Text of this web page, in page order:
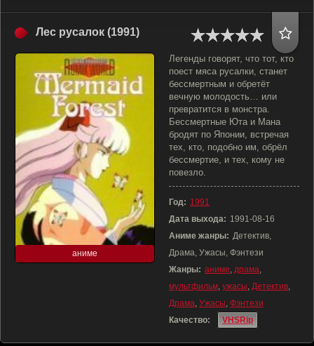
Лес русалок (1991)
аниме
Легенды говорят, что тот, кто
поест мяса русалки, станет
бессмертным и обретёт
вечную молодость… или
превратится в монстра.
Бессмертные Юта и Мана
бродят по Японии, встречая
тех, кто, подобно им, обрёл
бессмертие, и тех, кому не
повезло.
Год: 1991
Дата выхода: 1991-08-16
Аниме жанры: Детектив,
Драма, Ужасы, Фэнтези
Жанры: аниме, драма,
мультфильм, ужасы, Детектив,
Драма, Ужасы, Фэнтези
Качество:
VHSRip